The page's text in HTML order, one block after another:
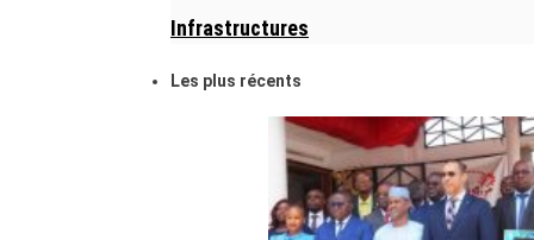
Infrastructures
Les plus récents